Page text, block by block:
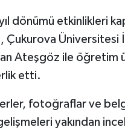
dönümü etkinlikleri
Çukurova Üniversitesi
Ateşgöz ile öğretim
etti.
fotoğraflar ve
yakından